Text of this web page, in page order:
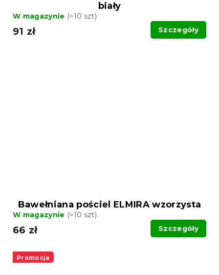
biały
W magazynie (>10 szt)
91 zł Szczegóły
Bawełniana pościel ELMIRA wzorzysta
W magazynie (>10 szt)
66 zł Szczegóły
Promocja